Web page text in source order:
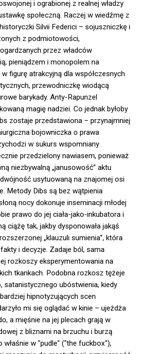
i ograbionej z realnej władzy
społeczną. Raczej w wiedźmę z
Silvii Federici – sojuszniczkę i
z podmiotowości,
przez władców
pieniądzem i monopolem na
figurę atrakcyjną dla współczesnych
przewodniczkę wiodącą
barykady. Anty-Rapunzel
magię nadziei. Co jednak byłoby
zostaje przedstawiona – przynajmniej
bojowniczka o prawa
w sukurs wspomniany
przedzielony nawiasem, ponieważ
niezbywalną „janusowość” aktu
usytuowaną na znajomej osi
Metody Dibs są bez wątpienia
nocy dokonuje inseminacji młodej
prawo do jej ciała-jako-inkubatora i
ciążę tak, jakby dysponowała jakąś
„klauzuli sumienia”, która
i decyzje. Zadaje ból, sama
rozkoszy eksperymentowania na
tkankach. Podobna rozkosz tężeje
satanistycznego ubóstwienia, kiedy
hipnotyzujących scen
mi się oglądać w kinie – ujeżdża
a mięśnie na jej plecach grają w
z bliznami na brzuchu i burzą
właśnie w "pudle" ("the fuckbox"),